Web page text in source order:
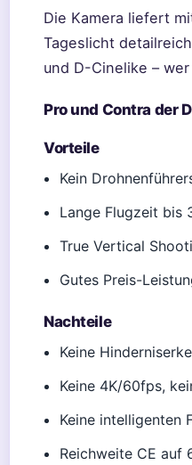
Die Kamera liefert
Tageslicht
und D-Cinelike –
Pro und Contra der
Vorteile
Kein
Lange Flugzeit bis
True Vertical
Gutes Preis-
Nachteile
Keine
Keine 4K/60fps,
Keine intelligenten
Reichweite CE auf